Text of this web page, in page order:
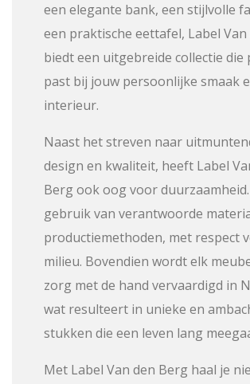
een elegante bank, een stijlvolle
een praktische eettafel, Label
biedt een uitgebreide collectie die
past bij jouw persoonlijke smaak
interieur.
Naast het streven naar
design en kwaliteit, heeft Label
Berg ook oog voor
gebruik van verantwoorde
productiemethoden, met respect
milieu. Bovendien wordt elk
zorg met de hand vervaardigd in
wat resulteert in unieke en
stukken die een leven lang
Met Label Van den Berg haal je